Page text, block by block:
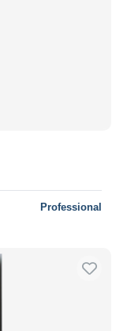
Professional